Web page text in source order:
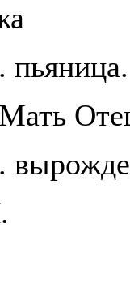
пьяница.